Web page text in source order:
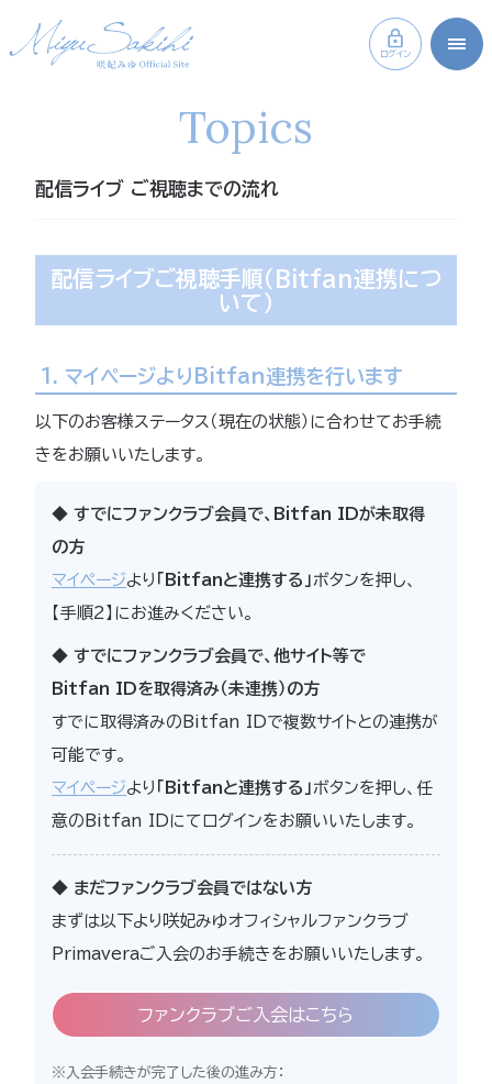
ログイン
Topics
配信ライブ ご視聴までの流れ
配信ライブご視聴手順（Bitfan連携につ
いて）
1. マイページよりBitfan連携を行います
以下のお客様ステータス（現在の状態）に合わせてお手続
きをお願いいたします。
◆ すでにファンクラブ会員で、Bitfan IDが未取得
の方
マイページより 「Bitfanと連携する」 ボタンを押し、
【手順2】にお進みください。
◆ すでにファンクラブ会員で、他サイト等で
Bitfan IDを取得済み（未連携）の方
すでに取得済みのBitfan IDで複数サイトとの連携が
可能です。
マイページより 「Bitfanと連携する」 ボタンを押し、任
意のBitfan IDにてログインをお願いいたします。
◆ まだファンクラブ会員ではない方
まずは以下より咲妃みゆオフィシャルファンクラブ
Primaveraご入会のお手続きをお願いいたします。
ファンクラブご入会はこちら
※入会手続きが完了した後の進み方：